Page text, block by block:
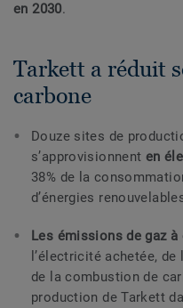
en 2030.
Tarkett a réduit
carbone
Douze sites de
s’approvisionnent en
38% de la
d’énergies
Les émissions de gaz
l’électricité achetée,
de la combustion de
production de Tarkett